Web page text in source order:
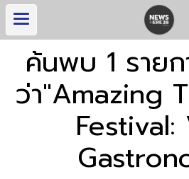
ค้นพบ 1 รายก
ว่า"Amazing
Festival: